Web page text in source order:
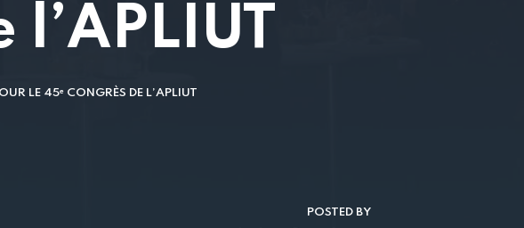
l’APLIUT
LE 45ᵉ CONGRÈS DE L’APLIUT
POSTED BY